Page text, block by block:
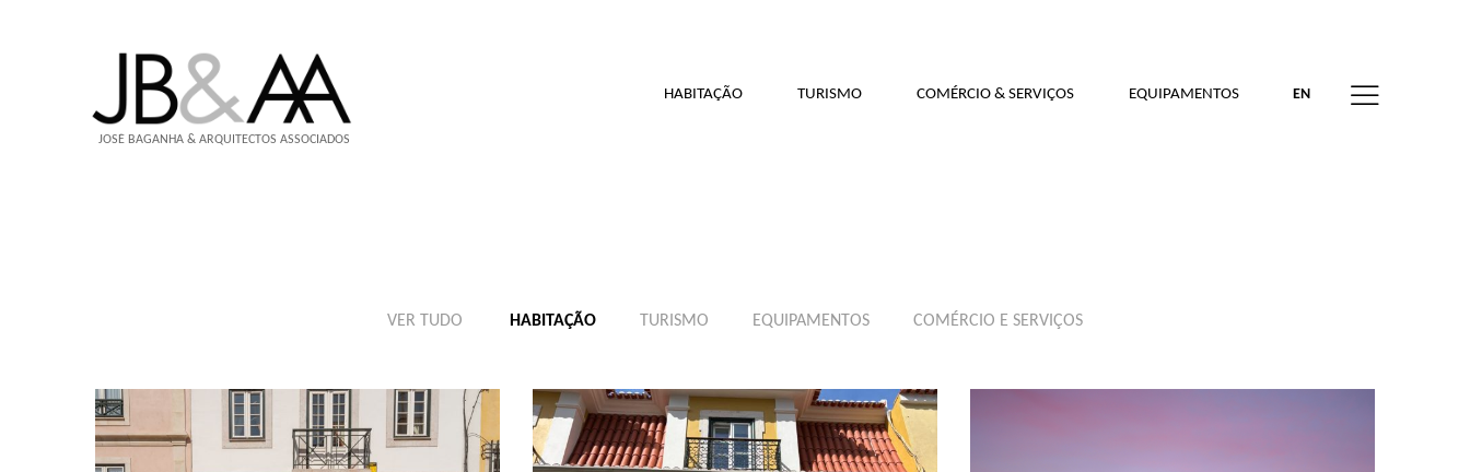
JOSÉ BAGANHA & ARQUITECTOS ASSOCIADOS
HABITAÇÃO TURISMO COMÉRCIO & SERVIÇOS EQUIPAMENTOS EN
VER TUDO HABITAÇÃO TURISMO EQUIPAMENTOS COMÉRCIO E SERVIÇOS